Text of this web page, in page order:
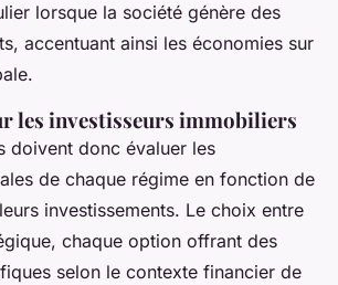
lorsque la société génère des
accentuant ainsi les économies sur
les investisseurs immobiliers
doivent donc évaluer les
de chaque régime en fonction de
investissements. Le choix entre
chaque option offrant des
selon le contexte financier de